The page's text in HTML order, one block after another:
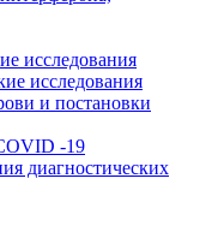
исследования
исследования
и постановки
-19
диагностических